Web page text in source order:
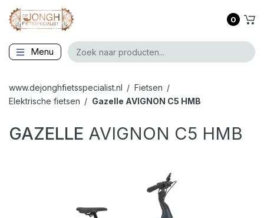
0
Menu
www.dejonghfietsspecialist.nl
Fietsen
Elektrische fietsen
Gazelle AVIGNON C5 HMB
GAZELLE AVIGNON C5 HMB